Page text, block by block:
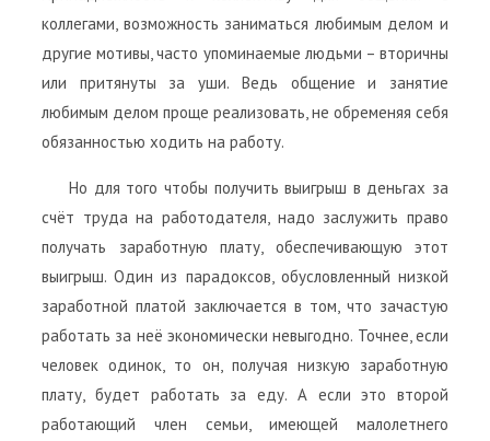
коллегами, возможность заниматься любимым делом и
другие мотивы, часто упоминаемые людьми – вторичны
или притянуты за уши. Ведь общение и занятие
любимым делом проще реализовать, не обременяя себя
обязанностью ходить на работу.
Но для того чтобы получить выигрыш в деньгах за
счёт труда на работодателя, надо заслужить право
получать заработную плату, обеспечивающую этот
выигрыш. Один из парадоксов, обусловленный низкой
заработной платой заключается в том, что зачастую
работать за неё экономически невыгодно. Точнее, если
человек одинок, то он, получая низкую заработную
плату, будет работать за еду. А если это второй
работающий член семьи, имеющей малолетнего